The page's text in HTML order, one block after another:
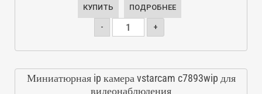
КУПИТЬ ПОДРОБНЕЕ
- +
Миниатюрная ip камера vstarcam c7893wip для
видеонаблюдения